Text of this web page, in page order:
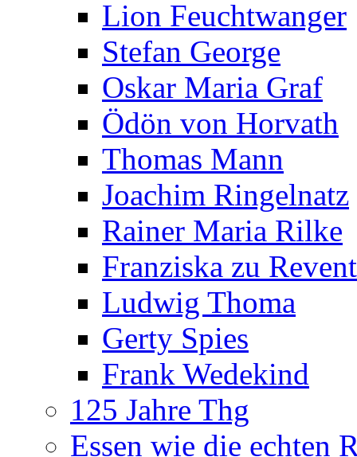
Lion Feuchtwanger
Stefan George
Oskar Maria Graf
Ödön von Horvath
Thomas Mann
Joachim Ringelnatz
Rainer Maria Rilke
Franziska zu
Ludwig Thoma
Gerty Spies
Frank Wedekind
125 Jahre Thg
Essen wie die echten